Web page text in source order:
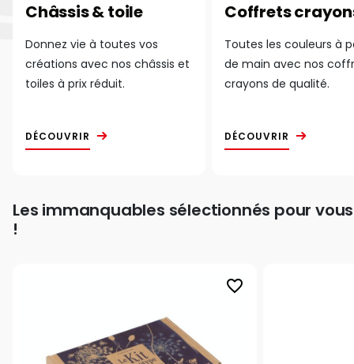
Châssis & toile
Donnez vie à toutes vos
créations avec nos châssis et
toiles à prix réduit.
DÉCOUVRIR
Coffrets
Toutes les couleurs à
de main avec nos
crayons de qualité.
DÉCOUVRIR
Les immanquables sélectionnés pour vous
!
favorite_border